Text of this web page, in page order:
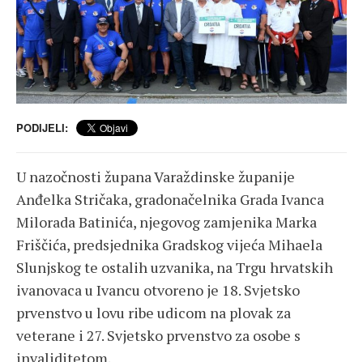
PODIJELI:
U nazočnosti župana Varaždinske županije
Anđelka Stričaka, gradonačelnika Grada Ivanca
Milorada Batinića, njegovog zamjenika Marka
Friščića, predsjednika Gradskog vijeća Mihaela
Slunjskog te ostalih uzvanika, na Trgu hrvatskih
ivanovaca u Ivancu otvoreno je 18. Svjetsko
prvenstvo u lovu ribe udicom na plovak za
veterane i 27. Svjetsko prvenstvo za osobe s